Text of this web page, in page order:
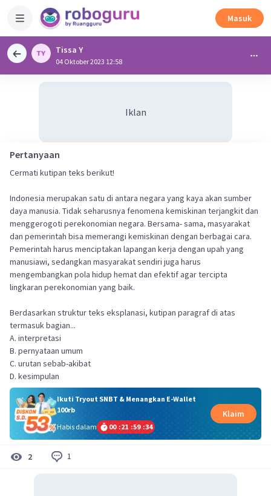
Masuk
Tissa Y
04 Oktober 2023 12:58
Iklan
Pertanyaan
Cermati kutipan teks berikut!
Indonesia merupakan satu di antara negara yang kaya akan sumber
daya manusia. Tidak seharusnya fenomena kemiskinan terjangkit dan
menggerogoti perekonomian negara. Bersama- sama, masyarakat
dan pemerintah bisa memerangi kemiskinan dengan berbagai cara.
Pemerintah harus menciptakan lapangan kerja dengan upah yang
manusiawi, sedangkan masyarakat sendiri juga harus
mengembangkan pola hidup hemat dan efektif agar tercipta
lingkaran perekonomian yang baik.
Berdasarkan struktur teks eksplanasi, kutipan paragraf di atas
termasuk bagian...
A. interpretasi
B. pernyataan umum
C. urutan sebab-akibat
D. kesimpulan
Ikuti Tryout SNBT & Menangkan E-Wallet
100rb
Habis dalam
00 :21 :59 :34
Klaim
2 1